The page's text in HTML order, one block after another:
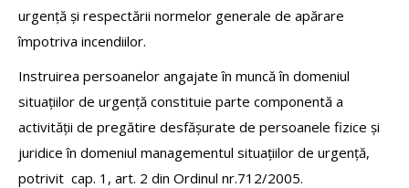
urgență și respectării normelor generale de apărare
împotriva incendiilor.
Instruirea persoanelor angajate în muncă în domeniul
situațiilor de urgență constituie parte componentă a
activității de pregătire desfășurate de persoanele fizice și
juridice în domeniul managementul situațiilor de urgență,
potrivit cap. 1, art. 2 din Ordinul nr.712/2005.